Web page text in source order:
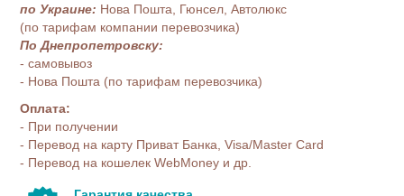
по Украине: Нова Пошта, Гюнсел, Автолюкс
(по тарифам компании перевозчика)
По Днепропетровску:
- самовывоз
- Нова Пошта (по тарифам перевозчика)
Оплата:
- При получении
- Перевод на карту Приват Банка, Visa/Master Card
- Перевод на кошелек WebMoney и др.